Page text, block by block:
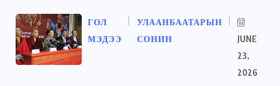
ГОЛ
МЭДЭЭ
УЛААНБААТАРЫН
СОНИН
JUNE
23,
2026